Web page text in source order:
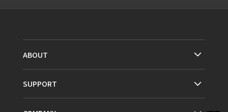
ABOUT
SUPPORT